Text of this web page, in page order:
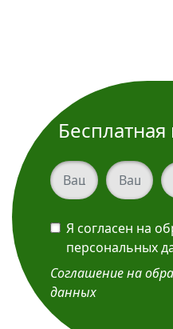
Бесплатная
Ваш телефон
Ваш
Я согласен на
персональных
Соглашение на
данных